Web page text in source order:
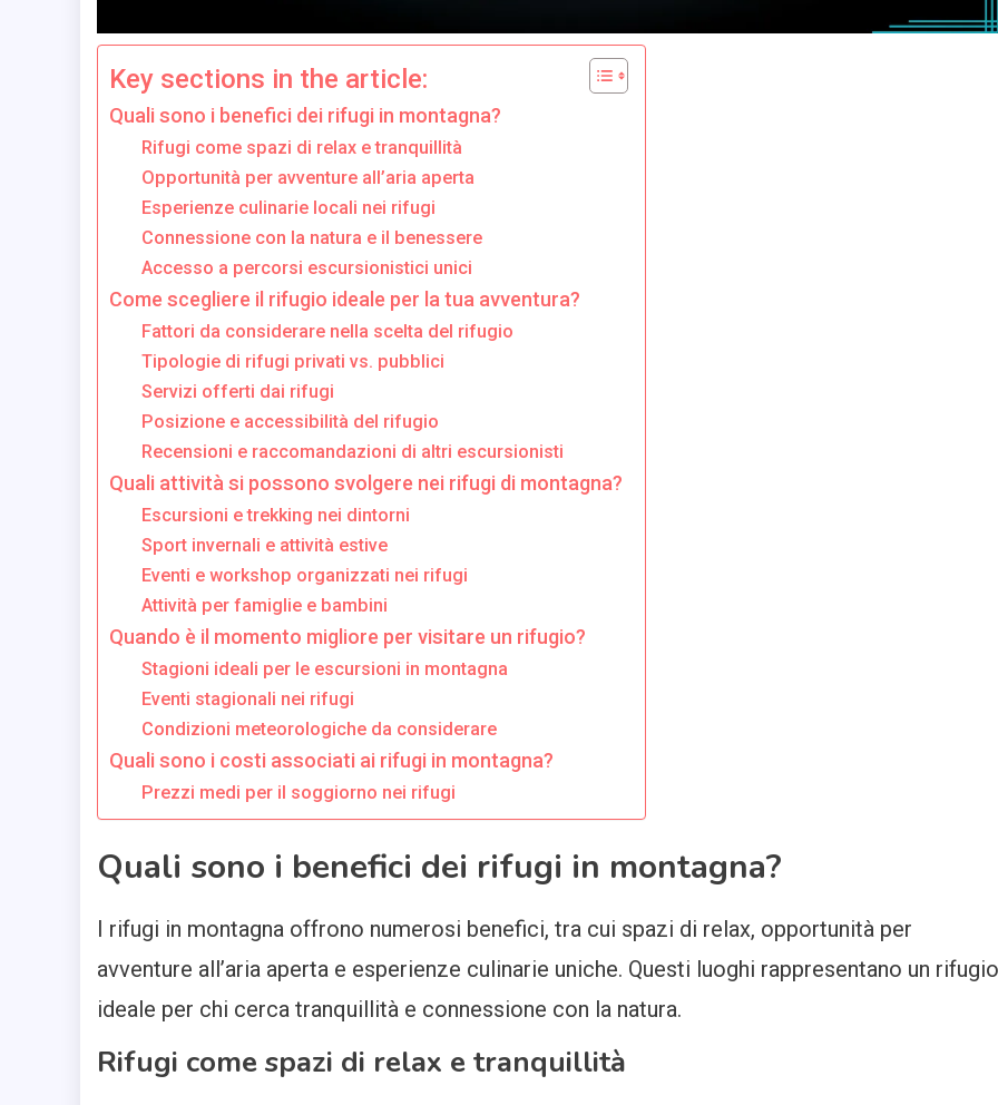
Key sections in the article:
Quali sono i benefici dei rifugi in montagna?
Rifugi come spazi di relax e tranquillità
Opportunità per avventure all’aria aperta
Esperienze culinarie locali nei rifugi
Connessione con la natura e il benessere
Accesso a percorsi escursionistici unici
Come scegliere il rifugio ideale per la tua avventura?
Fattori da considerare nella scelta del rifugio
Tipologie di rifugi privati vs. pubblici
Servizi offerti dai rifugi
Posizione e accessibilità del rifugio
Recensioni e raccomandazioni di altri escursionisti
Quali attività si possono svolgere nei rifugi di montagna?
Escursioni e trekking nei dintorni
Sport invernali e attività estive
Eventi e workshop organizzati nei rifugi
Attività per famiglie e bambini
Quando è il momento migliore per visitare un rifugio?
Stagioni ideali per le escursioni in montagna
Eventi stagionali nei rifugi
Condizioni meteorologiche da considerare
Quali sono i costi associati ai rifugi in montagna?
Prezzi medi per il soggiorno nei rifugi
Quali sono i benefici dei rifugi in montagna?
I rifugi in montagna offrono numerosi benefici, tra cui spazi di relax, opportunità per
avventure all’aria aperta e esperienze culinarie uniche. Questi luoghi rappresentano un rifugio
ideale per chi cerca tranquillità e connessione con la natura.
Rifugi come spazi di relax e tranquillità